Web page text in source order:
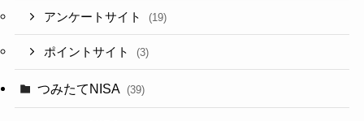
アンケートサイト (19)
ポイントサイト (3)
つみたてNISA (39)